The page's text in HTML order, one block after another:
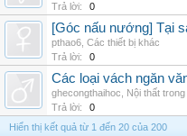
Trả lời:
0
[Góc nấu nướng] Tại
pthao6 Các thiết bị khác
Trả lời:
0
Các loại vách ngăn
ghecongthaihoc
Nội thất
Trả lời:
0
Hiển thị kết quả từ 1 đến 20 của 200